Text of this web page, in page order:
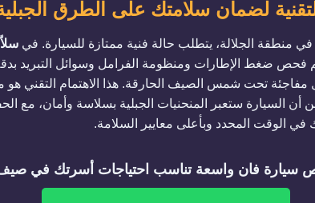
لضمان سلامتك على الطرق
منطقة الجلالة، يتطلب حالة فنية ممتازة للسيارة. في
فحص ضغط الإطارات ومنظومة الفرامل وسوائل التبريد
تحت شمس الصيف الحارقة. هذا الاهتمام التقني هو ما
السيارة ستعبر المنحنيات الجبلية بسلاسة وأمان، مع
الوقت المحدد وبأعلى معايير السلامة.
سيارة فان واسعة تناسب احتياجات أسرتك في صيف